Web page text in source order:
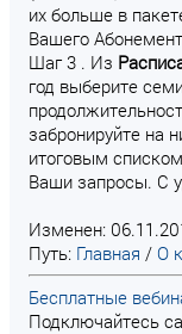
их больше в
Вашего
Шаг 3 . Из
год выберите
забронируйте на
итоговым
Ваши запросы. С
Изменен:
Путь: Главная / О
Бесплатные
Подключайтесь